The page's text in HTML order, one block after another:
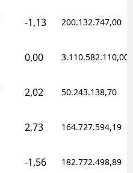
-1,13 200.132.747,00
0,00 3.110.582.110,00
2,02 50.243.138,70
2,73 164.727.594,19
-1,56 182.772.498,89